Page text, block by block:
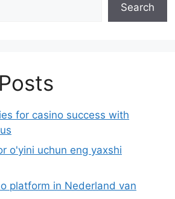
Search
for casino success with
o'yini uchun eng yaxshi
platform in Nederland van